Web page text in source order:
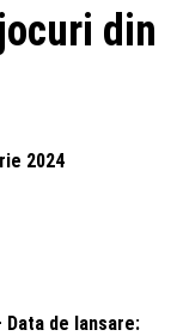
din
2024
Data de lansare: